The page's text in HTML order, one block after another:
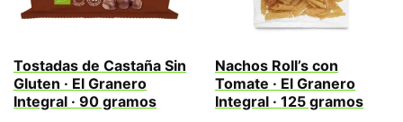
Tostadas de Castaña Sin
Gluten · El Granero
Integral · 90 gramos
Nachos Roll’s con
Tomate · El Granero
Integral · 125 gramos